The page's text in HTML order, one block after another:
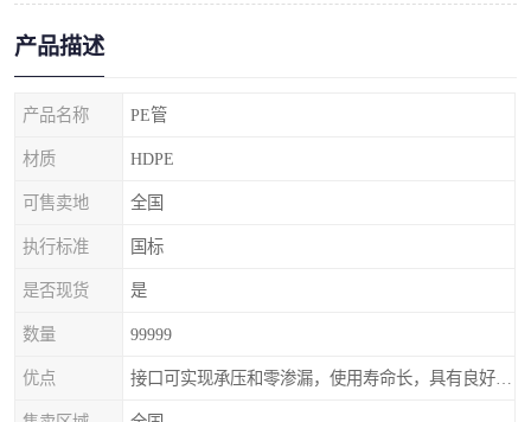
产品描述
产品名称 PE管
材质 HDPE
可售卖地 全国
执行标准 国标
是否现货 是
数量 99999
优点